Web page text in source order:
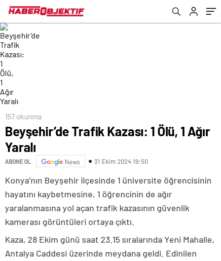
157 okunma
Beyşehir’de Trafik Kazası: 1 Ölü, 1 Ağır
Yaralı
ABONE OL News 31 Ekim 2024 19:50
Konya’nın Beyşehir ilçesinde 1 üniversite öğrencisinin
hayatını kaybetmesine, 1 öğrencinin de ağır
yaralanmasına yol açan trafik kazasının güvenlik
kamerası görüntüleri ortaya çıktı.
Kaza, 28 Ekim günü saat 23.15 sıralarında Yeni Mahalle,
Antalya Caddesi üzerinde meydana geldi. Edinilen